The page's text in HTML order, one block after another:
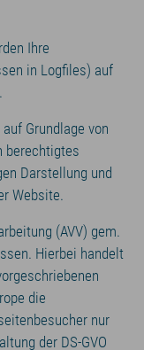
Ihre
in Logfiles) auf
Grundlage von
berechtigtes
Darstellung und
Website.
(AVV) gem.
Hierbei handelt
die
nur
der DS-GVO